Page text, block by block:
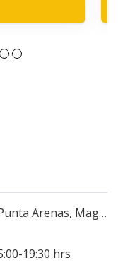
Magallanes, Chile
19:30 hrs